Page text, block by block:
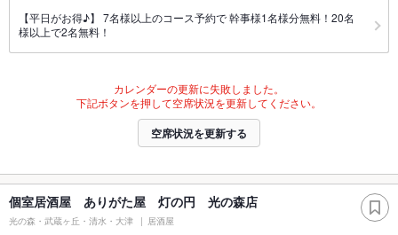
【平日がお得♪】 7名様以上のコース予約で 幹事様1名様分無料！20名
様以上で2名無料！
カレンダーの更新に失敗しました。
下記ボタンを押して空席状況を更新してください。
空席状況を更新する
個室居酒屋 ありがた屋 灯の円 光の森店
光の森・武蔵ヶ丘・清水・大津 居酒屋